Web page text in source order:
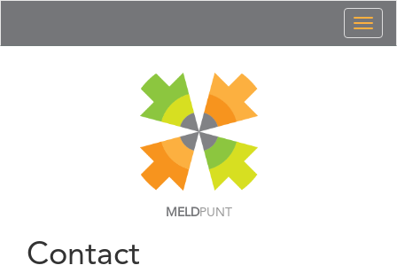
MELDPUNT
Contact